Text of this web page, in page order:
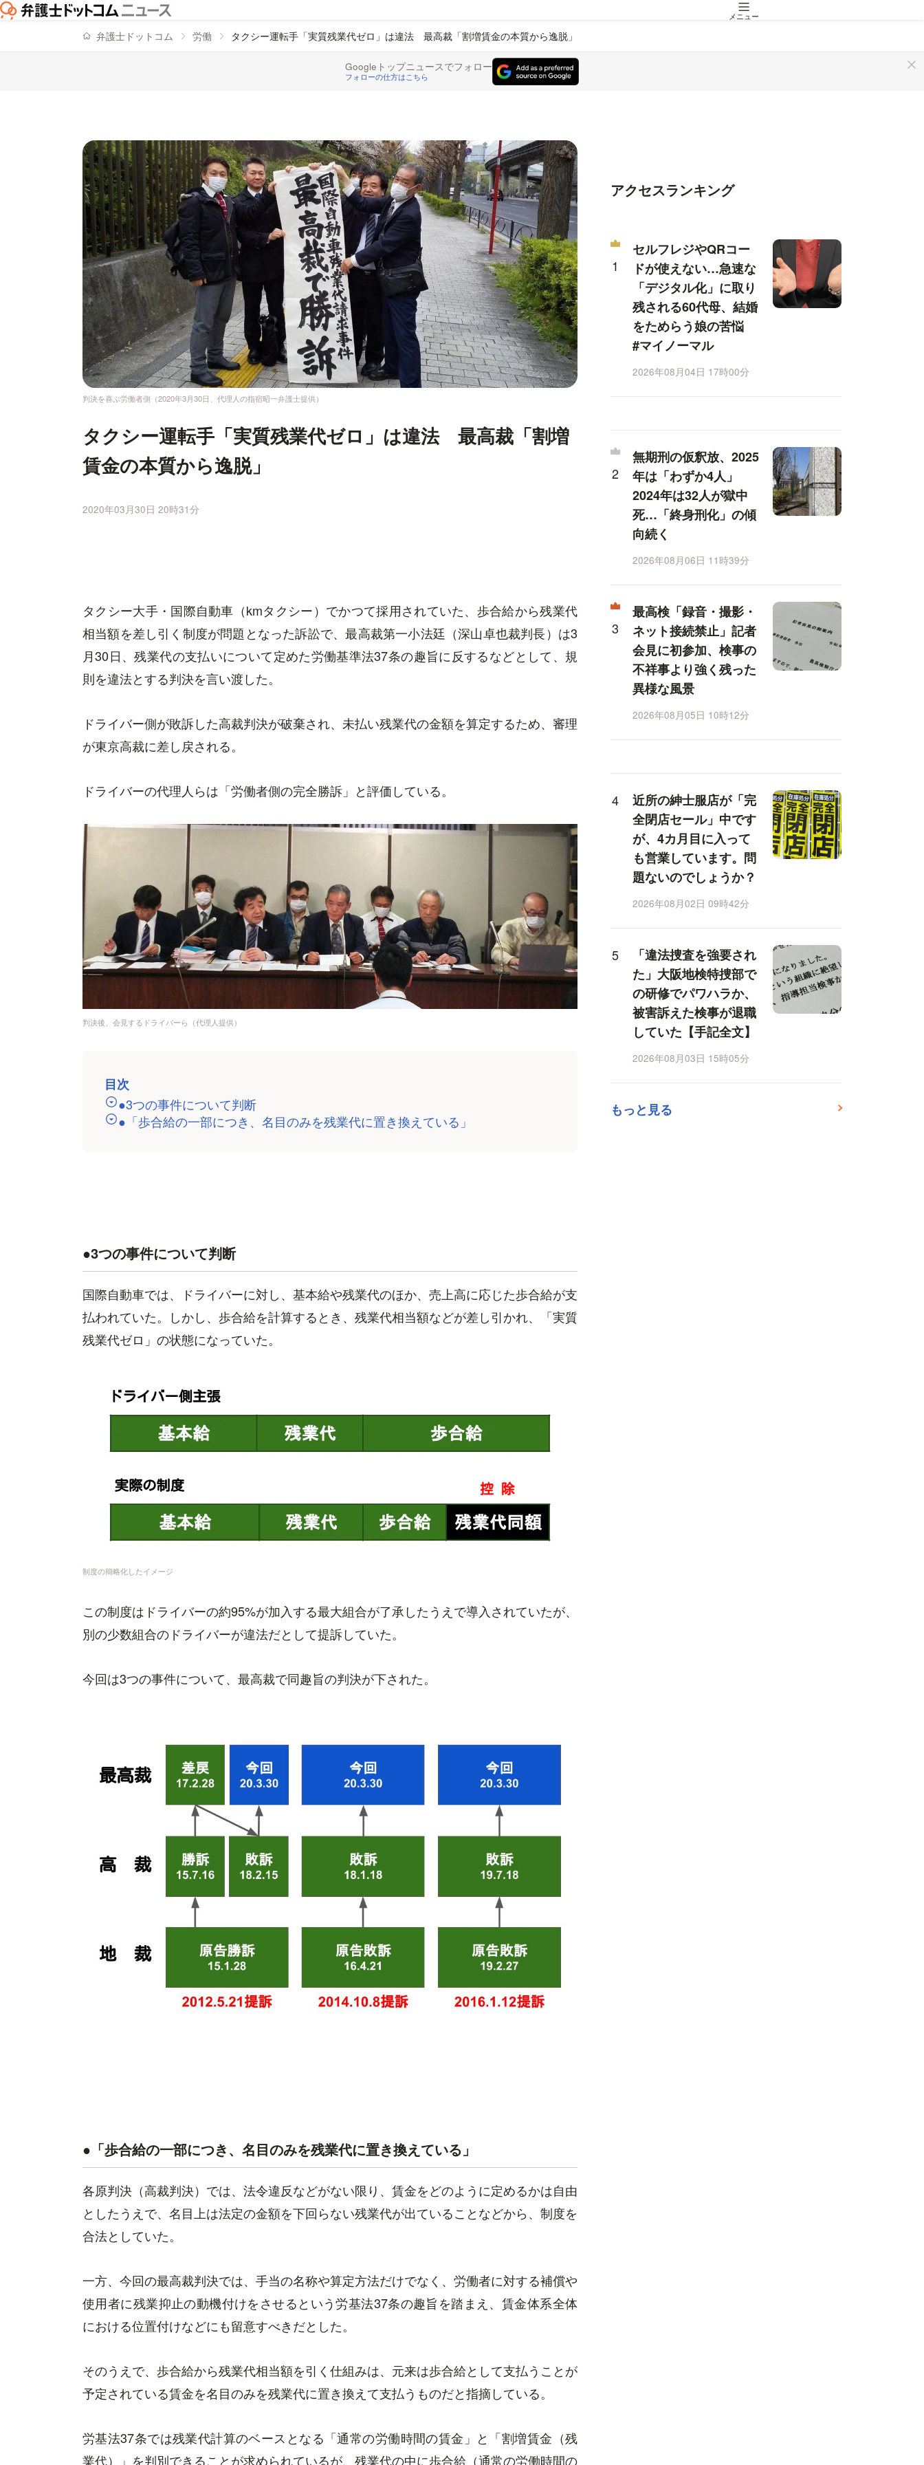
メニュー
弁護士ドットコム 労働 タクシー運転手「実質残業代ゼロ」は違法 最高裁「割増賃金の本質から逸脱」
Googleトップニュースでフォロー
フォローの仕方はこちら
判決を喜ぶ労働者側（2020年3月30日、代理人の指宿昭一弁護士提供）
タクシー運転手「実質残業代ゼロ」は違法 最高裁「割増
賃金の本質から逸脱」
2020年03月30日 20時31分
タクシー大手・国際自動車（kmタクシー）でかつて採用されていた、歩合給から残業代
相当額を差し引く制度が問題となった訴訟で、最高裁第一小法廷（深山卓也裁判長）は3
月30日、残業代の支払いについて定めた労働基準法37条の趣旨に反するなどとして、規
則を違法とする判決を言い渡した。
ドライバー側が敗訴した高裁判決が破棄され、未払い残業代の金額を算定するため、審理
が東京高裁に差し戻される。
ドライバーの代理人らは「労働者側の完全勝訴」と評価している。
判決後、会見するドライバーら（代理人提供）
目次
●3つの事件について判断
●「歩合給の一部につき、名目のみを残業代に置き換えている」
●3つの事件について判断
国際自動車では、ドライバーに対し、基本給や残業代のほか、売上高に応じた歩合給が支
払われていた。しかし、歩合給を計算するとき、残業代相当額などが差し引かれ、「実質
残業代ゼロ」の状態になっていた。
制度の簡略化したイメージ
この制度はドライバーの約95%が加入する最大組合が了承したうえで導入されていたが、
別の少数組合のドライバーが違法だとして提訴していた。
今回は3つの事件について、最高裁で同趣旨の判決が下された。
●「歩合給の一部につき、名目のみを残業代に置き換えている」
各原判決（高裁判決）では、法令違反などがない限り、賃金をどのように定めるかは自由
としたうえで、名目上は法定の金額を下回らない残業代が出ていることなどから、制度を
合法としていた。
一方、今回の最高裁判決では、手当の名称や算定方法だけでなく、労働者に対する補償や
使用者に残業抑止の動機付けをさせるという労基法37条の趣旨を踏まえ、賃金体系全体
における位置付けなどにも留意すべきだとした。
そのうえで、歩合給から残業代相当額を引く仕組みは、元来は歩合給として支払うことが
予定されている賃金を名目のみを残業代に置き換えて支払うものだと指摘している。
労基法37条では残業代計算のベースとなる「通常の労働時間の賃金」と「割増賃金（残
業代）」を判別できることが求められているが、残業代の中に歩合給（通常の労働時間の
アクセスランキング
セルフレジやQRコー
ドが使えない…急速な
「デジタル化」に取り
残される60代母、結婚
をためらう娘の苦悩
#マイノーマル
2026年08月04日 17時00分
無期刑の仮釈放、2025
年は「わずか4人」
2024年は32人が獄中
死…「終身刑化」の傾
向続く
2026年08月06日 11時39分
最高検「録音・撮影・
ネット接続禁止」記者
会見に初参加、検事の
不祥事より強く残った
異様な風景
2026年08月05日 10時12分
近所の紳士服店が「完
全閉店セール」中です
が、4カ月目に入って
も営業しています。問
題ないのでしょうか？
2026年08月02日 09時42分
「違法捜査を強要され
た」大阪地検特捜部で
の研修でパワハラか、
被害訴えた検事が退職
していた【手記全文】
2026年08月03日 15時05分
もっと見る